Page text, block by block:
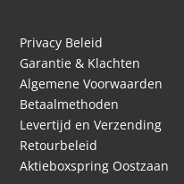
Privacy Beleid
Garantie & Klachten
Algemene Voorwaarden
Betaalmethoden
Levertijd en Verzending
Retourbeleid
Aktieboxspring Oostzaan